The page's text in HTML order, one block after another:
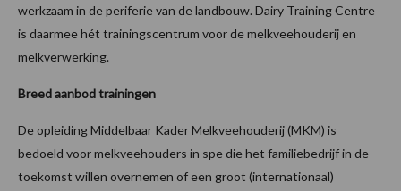
werkzaam in de periferie van de landbouw. Dairy Training Centre
is daarmee hét trainingscentrum voor de melkveehouderij en
melkverwerking.
Breed aanbod trainingen
De opleiding Middelbaar Kader Melkveehouderij (MKM) is
bedoeld voor melkveehouders in spe die het familiebedrijf in de
toekomst willen overnemen of een groot (internationaal)